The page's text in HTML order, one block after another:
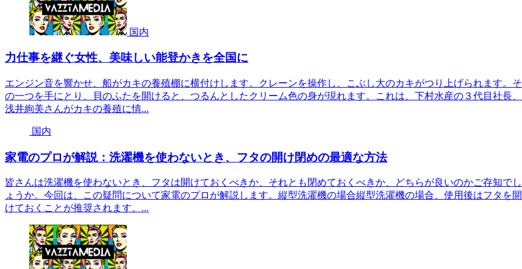
国内
力仕事を継ぐ女性、美味しい能登かきを全国に
エンジン音を響かせ、船がカキの養殖棚に横付けします。クレーンを操作し、こぶし大のカキがつり上げられます。そ
の一つを手にとり、貝のふたを開けると、つるんとしたクリーム色の身が現れます。これは、下村水産の３代目社長、
浅井絢美さんがカキの養殖に情...
国内
家電のプロが解説：洗濯機を使わないとき、フタの開け閉めの最適な方法
皆さんは洗濯機を使わないとき、フタは開けておくべきか、それとも閉めておくべきか、どちらが良いのかご存知でし
ょうか。今回は、この疑問について家電のプロが解説します。縦型洗濯機の場合縦型洗濯機の場合、使用後はフタを開
けておくことが推奨されます。...